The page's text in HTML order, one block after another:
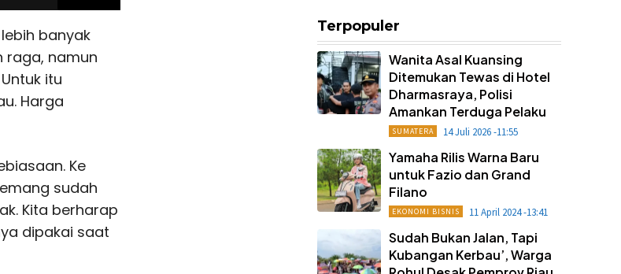
banyak
raga, namun
itu
Harga
Ke
sudah
Kita berharap
dipakai saat
Terpopuler
Wanita Asal Kuansing
Ditemukan Tewas di Hotel
Dharmasraya, Polisi
Amankan Terduga Pelaku
SUMATERA 14 Juli 2026 -11:55
Yamaha Rilis Warna Baru
untuk Fazio dan Grand
Filano
EKONOMI BISNIS 11 April 2024 -13:41
Sudah Bukan Jalan, Tapi
Kubangan Kerbau’, Warga